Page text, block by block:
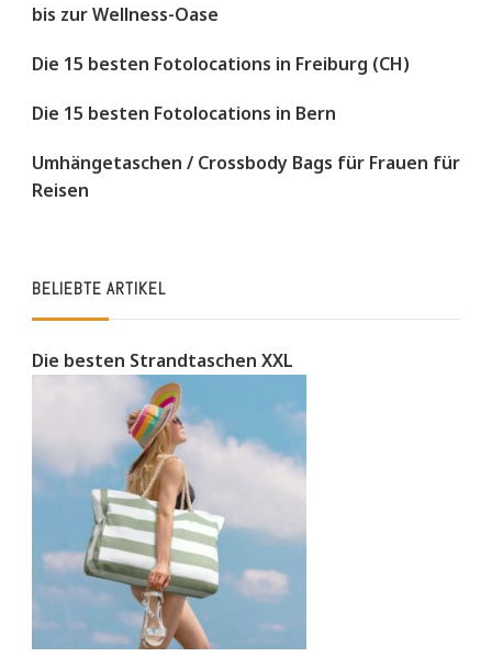
bis zur Wellness-Oase
Die 15 besten Fotolocations in Freiburg (CH)
Die 15 besten Fotolocations in Bern
Umhängetaschen / Crossbody Bags für Frauen für
Reisen
BELIEBTE ARTIKEL
Die besten Strandtaschen XXL